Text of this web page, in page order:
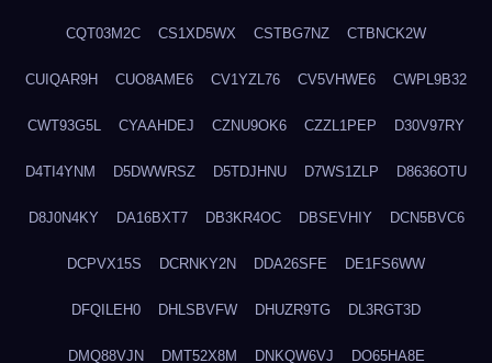
CQT03M2C CS1XD5WX CSTBG7NZ CTBNCK2W
CUIQAR9H CUO8AME6 CV1YZL76 CV5VHWE6 CWPL9B32
CWT93G5L CYAAHDEJ CZNU9OK6 CZZL1PEP D30V97RY
D4TI4YNM D5DWWRSZ D5TDJHNU D7WS1ZLP D8636OTU
D8J0N4KY DA16BXT7 DB3KR4OC DBSEVHIY DCN5BVC6
DCPVX15S DCRNKY2N DDA26SFE DE1FS6WW
DFQILEH0 DHLSBVFW DHUZR9TG DL3RGT3D
DMQ88VJN DMT52X8M DNKQW6VJ DO65HA8E